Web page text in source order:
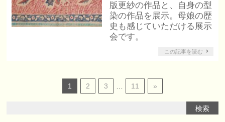
版更紗の作品と、自身の型
染の作品を展示。母娘の歴
史も感じていただける展示
会です。
この記事を読む
1 2 3 11 »